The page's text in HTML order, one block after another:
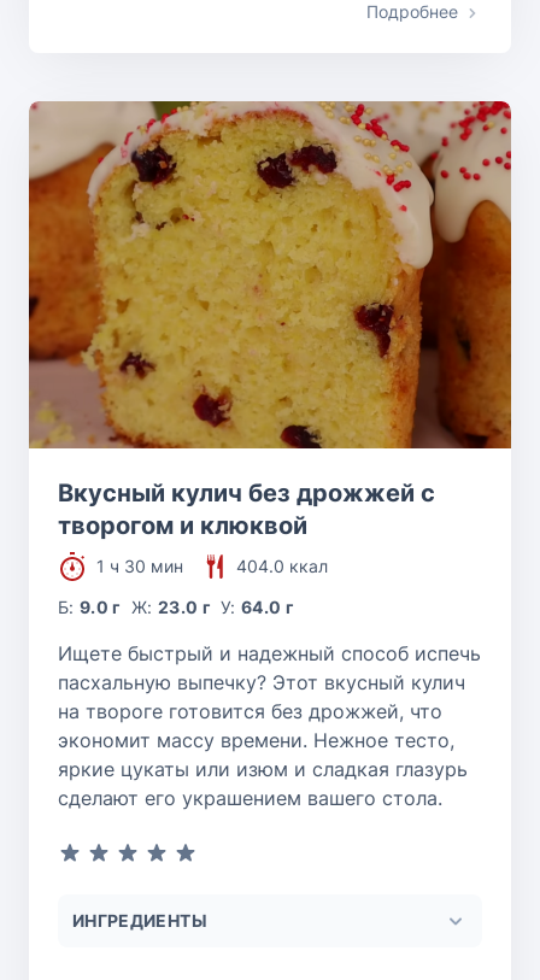
Подробнее
Вкусный кулич без дрожжей с
творогом и клюквой
1 ч 30 мин
404.0 ккал
Б:9.0 г Ж: 23.0 г У:64.0 г
Ищете быстрый и надежный способ испечь
пасхальную выпечку? Этот вкусный кулич
на твороге готовится без дрожжей, что
экономит массу времени. Нежное тесто,
яркие цукаты или изюм и сладкая глазурь
сделают его украшением вашего стола.
ИНГРЕДИЕНТЫ